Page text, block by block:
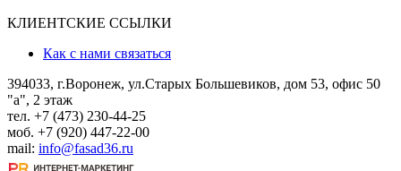
КЛИЕНТСКИЕ ССЫЛКИ
Как с нами связаться
394033, г.Воронеж, ул.Старых Большевиков, дом 53, офис 50
"а", 2 этаж
тел. +7 (473) 230-44-25
моб. +7 (920) 447-22-00
mail: info@fasad36.ru